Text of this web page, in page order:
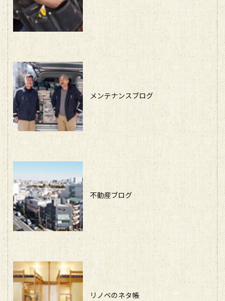
メンテナンスブログ
不動産ブログ
リノベのネタ帳